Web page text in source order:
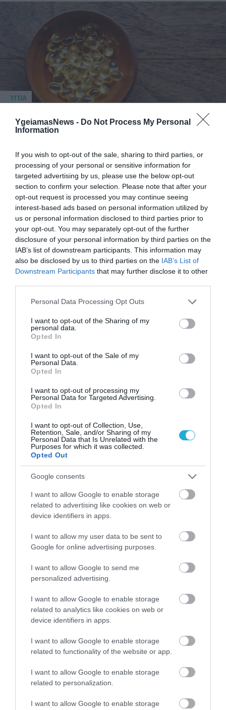
YgeiamasNews - Do Not Process My Personal
Information
If you wish to opt-out of the sale, sharing to third parties, or
processing of your personal or sensitive information for
targeted advertising by us, please use the below opt-out
section to confirm your selection. Please note that after your
opt-out request is processed you may continue seeing
interest-based ads based on personal information utilized by
us or personal information disclosed to third parties prior to
your opt-out. You may separately opt-out of the further
disclosure of your personal information by third parties on the
IAB’s list of downstream participants. This information may
also be disclosed by us to third parties on the IAB’s List of
Downstream Participants that may further disclose it to other
Please note that this website/app uses one or more Google
not limited to your visit or usage behaviour. You may click to
grant or deny consent to Google and its third-party tags to
use your data for below specified purposes in below Google
consent section.
Personal Data Processing Opt Outs
I want to opt-out of the Sharing of my
personal data.
Opted In
I want to opt-out of the Sale of my
Personal Data.
Opted In
I want to opt-out of processing my
Personal Data for Targeted Advertising.
Opted In
I want to opt-out of Collection, Use,
Retention, Sale, and/or Sharing of my
Personal Data that Is Unrelated with the
Purposes for which it was collected.
Opted Out
Google consents
I want to allow Google to enable storage
related to advertising like cookies on web or
device identifiers in apps.
I want to allow my user data to be sent to
Google for online advertising purposes.
I want to allow Google to send me
personalized advertising.
I want to allow Google to enable storage
related to analytics like cookies on web or
device identifiers in apps.
I want to allow Google to enable storage
related to functionality of the website or app.
I want to allow Google to enable storage
related to personalization.
I want to allow Google to enable storage
ΥΓΕΙΑ
1 Αυτό είναι το θαυματουργό έλαιο που
προστατεύει από το Αλτχάιμερ
ΥΓΕΙΑ
2 Το τρόφιμο που θωρακίζει «αθόρυβα»
τα οστά σε κάθε ηλικία… δεν είναι το
γάλα!
Ανατροπή δεδομένων στα εμβόλια
mRNA: Οι εμβολιασμένοι πεθαίνουν
Ποιοι είναι οι φυσιολογικοί καρδιακοί
παλμοί και ποια τα επικίνδυνα όρια –
ΠΕΡΙΣΣΟΤΕΡΑ